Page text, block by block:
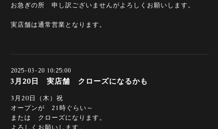
お急ぎの所 申し訳ございませんがよろしくお願いします。
実店舗は通常営業となります。
2025-03-20 10:25:00
3月20日 実店舗 クローズになるかも
3月20日（木）祝
オープンが 21時ぐらい～
または クローズになります。
よろしくお願いします。